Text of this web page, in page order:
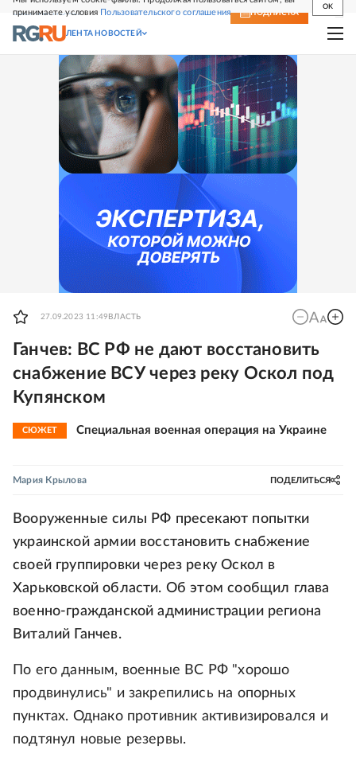
принимаете условия Пользовательского соглашения
OK
СВЕЖИЙ НОМЕР ПОДПИСКА
ЛЕНТА НОВОСТЕЙ
27.09.2023 11:49 ВЛАСТЬ
Ганчев: ВС РФ не дают восстановить
снабжение ВСУ через реку Оскол под
Купянском
СЮЖЕТ Специальная военная операция на Украине
Мария Крылова ПОДЕЛИТЬСЯ
Вооруженные силы РФ пресекают попытки
украинской армии восстановить снабжение
своей группировки через реку Оскол в
Харьковской области. Об этом сообщил глава
военно-гражданской администрации региона
Виталий Ганчев.
По его данным, военные ВС РФ "хорошо
продвинулись" и закрепились на опорных
пунктах. Однако противник активизировался и
подтянул новые резервы.